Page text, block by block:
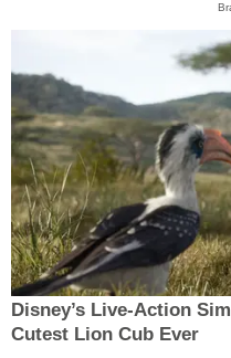
Disney’s Live-Action
Cutest Lion Cub Ever